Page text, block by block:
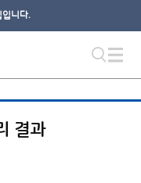
입니다.
결과